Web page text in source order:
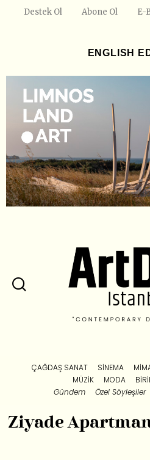
Destek Ol Abone Ol E-
ENGLISH
ÇAĞDAŞ SANAT SINEMA
MÜZIK
MODA
Gündem
Özel Söyleşiler
Ziyade